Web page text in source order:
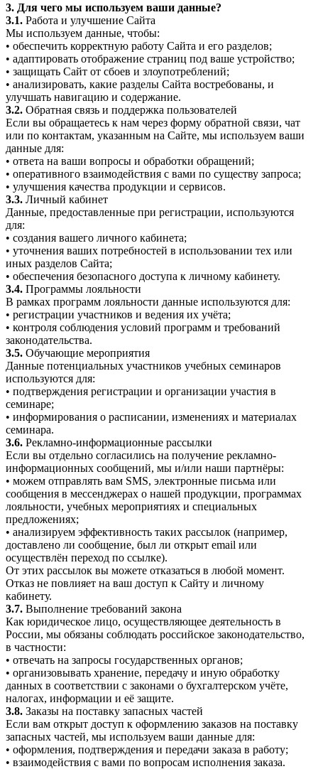
3. Для чего мы используем ваши данные?
3.1. Работа и улучшение Сайта
Мы используем данные, чтобы:
• обеспечить корректную работу Сайта и его разделов;
• адаптировать отображение страниц под ваше устройство;
• защищать Сайт от сбоев и злоупотреблений;
• анализировать, какие разделы Сайта востребованы, и
улучшать навигацию и содержание.
3.2. Обратная связь и поддержка пользователей
Если вы обращаетесь к нам через форму обратной связи, чат
или по контактам, указанным на Сайте, мы используем ваши
данные для:
• ответа на ваши вопросы и обработки обращений;
• оперативного взаимодействия с вами по существу запроса;
• улучшения качества продукции и сервисов.
3.3. Личный кабинет
Данные, предоставленные при регистрации, используются
для:
• создания вашего личного кабинета;
• уточнения ваших потребностей в использовании тех или
иных разделов Сайта;
• обеспечения безопасного доступа к личному кабинету.
3.4. Программы лояльности
В рамках программ лояльности данные используются для:
• регистрации участников и ведения их учёта;
• контроля соблюдения условий программ и требований
законодательства.
3.5. Обучающие мероприятия
Данные потенциальных участников учебных семинаров
используются для:
• подтверждения регистрации и организации участия в
семинаре;
• информирования о расписании, изменениях и материалах
семинара.
3.6. Рекламно-информационные рассылки
Если вы отдельно согласились на получение рекламно-
информационных сообщений, мы и/или наши партнёры:
• можем отправлять вам SMS, электронные письма или
сообщения в мессенджерах о нашей продукции, программах
лояльности, учебных мероприятиях и специальных
предложениях;
• анализируем эффективность таких рассылок (например,
доставлено ли сообщение, был ли открыт email или
осуществлён переход по ссылке).
От этих рассылок вы можете отказаться в любой момент.
Отказ не повлияет на ваш доступ к Сайту и личному
кабинету.
3.7. Выполнение требований закона
Как юридическое лицо, осуществляющее деятельность в
России, мы обязаны соблюдать российское законодательство,
в частности:
• отвечать на запросы государственных органов;
• организовывать хранение, передачу и иную обработку
данных в соответствии с законами о бухгалтерском учёте,
налогах, информации и её защите.
3.8. Заказы на поставку запасных частей
Если вам открыт доступ к оформлению заказов на поставку
запасных частей, мы используем ваши данные для:
• оформления, подтверждения и передачи заказа в работу;
• взаимодействия с вами по вопросам исполнения заказа.